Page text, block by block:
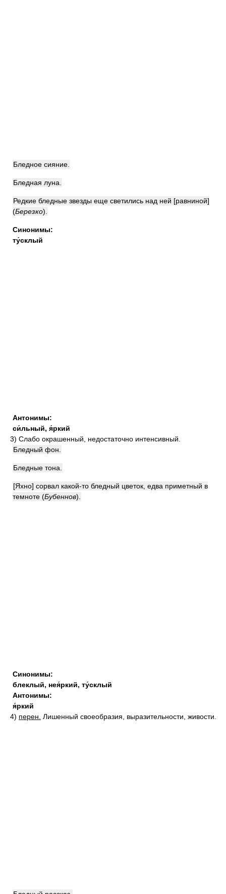
Бледное сияние.
Бледная луна.
Редкие бледные звезды еще светились над ней [равниной]
(Березко)
Синонимы:
ту́склый
Антонимы:
си́льный, я́ркий
3) Слабо окрашенный, недостаточно интенсивный.
Бледный фон.
Бледные тона.
[Яхно] сорвал какой-то бледный цветок, едва приметный в
темноте (Бубеннов)
Синонимы:
блеклый, нея́ркий, ту́склый
Антонимы:
я́ркий
4) перен. Лишенный своеобразия, выразительности, живости.